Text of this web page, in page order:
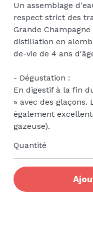
Un assemblage
respect strict des
Grande
distillation en
de-vie de 4 ans
- Dégustation :
En digestif à la fin
» avec des glaçons.
également
gazeuse).
Quantité